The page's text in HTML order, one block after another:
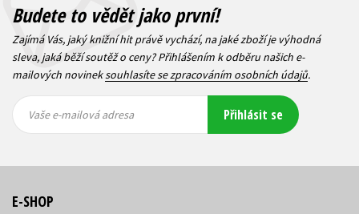
Budete to vědět jako první!
Zajímá Vás, jaký knižní hit právě vychází, na jaké zboží je výhodná
sleva, jaká běží soutěž o ceny? Přihlášením k odběru našich e-
mailových novineksouhlasíte se zpracováním osobních údajů.
mailová
mailová
Vaše e-mailová adresa Přihlásit se
E-SHOP